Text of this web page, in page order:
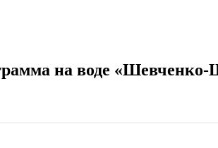
на воде «Шевченко-